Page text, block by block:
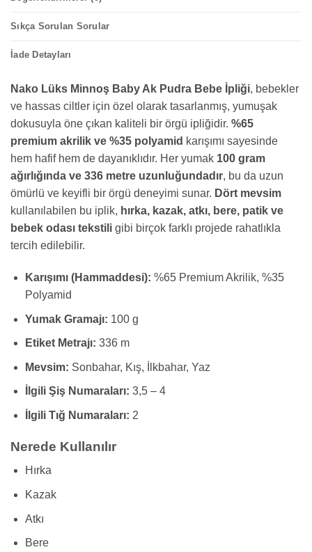
Sıkça Sorulan Sorular
İade Detayları
Nako Lüks Minnoş Baby Ak Pudra Bebe İpliği, bebekler
ve hassas ciltler için özel olarak tasarlanmış, yumuşak
dokusuyla öne çıkan kaliteli bir örgü ipliğidir. %65
premium akrilik ve %35 polyamid karışımı sayesinde
hem hafif hem de dayanıklıdır. Her yumak 100 gram
ağırlığında ve 336 metre uzunluğundadır, bu da uzun
ömürlü ve keyifli bir örgü deneyimi sunar. Dört mevsim
kullanılabilen bu iplik, hırka, kazak, atkı, bere, patik ve
bebek odası tekstili gibi birçok farklı projede rahatlıkla
tercih edilebilir.
Karışımı (Hammaddesi): %65 Premium Akrilik, %35
Polyamid
Yumak Gramajı: 100 g
Etiket Metrajı: 336 m
Mevsim: Sonbahar, Kış, İlkbahar, Yaz
İlgili Şiş Numaraları: 3,5 – 4
İlgili Tığ Numaraları: 2
Nerede Kullanılır
Hırka
Kazak
Atkı
Bere